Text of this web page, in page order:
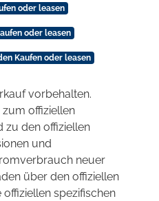
oder leasen
oder leasen
Kaufen oder leasen
vorbehalten.
offiziellen
zu den offiziellen
und
neuer
über den offiziellen
spezifischen